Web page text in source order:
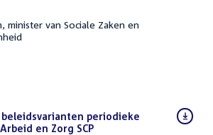
minister van Sociale Zaken en
periodieke
en Zorg SCP(PDF)